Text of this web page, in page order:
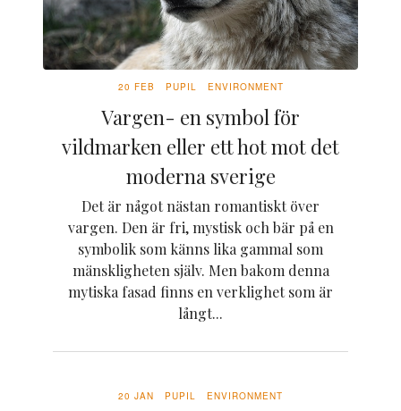
20 FEB PUPIL ENVIRONMENT
Vargen- en symbol för
vildmarken eller ett hot mot det
moderna sverige
Det är något nästan romantiskt över
vargen. Den är fri, mystisk och bär på en
symbolik som känns lika gammal som
mänskligheten själv. Men bakom denna
mytiska fasad finns en verklighet som är
långt...
20 JAN PUPIL ENVIRONMENT